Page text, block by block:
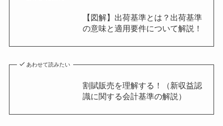
【図解】出荷基準とは？出荷基準
の意味と適用要件について解説！
あわせて読みたい
割賦販売を理解する！（新収益認
識に関する会計基準の解説）